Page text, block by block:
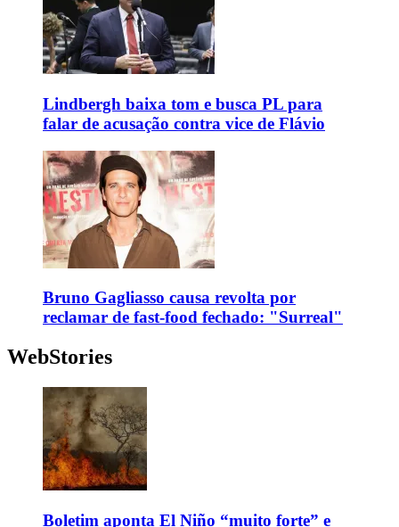
Lindbergh baixa tom e busca PL para
falar de acusação contra vice de Flávio
Bruno Gagliasso causa revolta por
reclamar de fast-food fechado: "Surreal"
WebStories
Boletim aponta El Niño “muito forte” e